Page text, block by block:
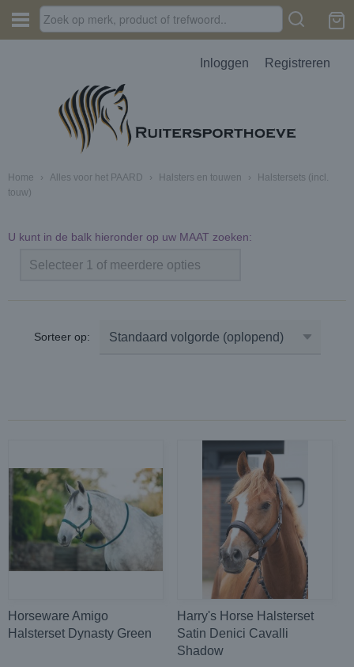
Inloggen Registreren
Home › Alles voor het PAARD › Halsters en touwen ›
Halstersets (incl.
touw)
U kunt in de balk hieronder op uw MAAT zoeken:
Selecteer 1 of meerdere opties
Sorteer op:
Horseware Amigo
Halsterset Dynasty Green
Harry's Horse Halsterset
Satin Denici Cavalli
Shadow